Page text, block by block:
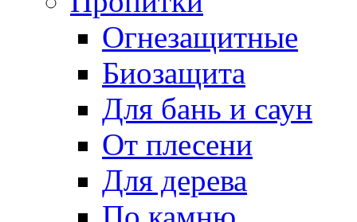
Огнезащитные
Биозащита
Для бань и саун
От плесени
Для дерева